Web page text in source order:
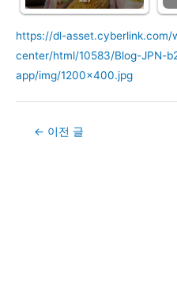
https://dl-asset.cyberlink.com/
center/html/10583/Blog-JPN-
app/img/1200×400.jpg
Post← 이전 글